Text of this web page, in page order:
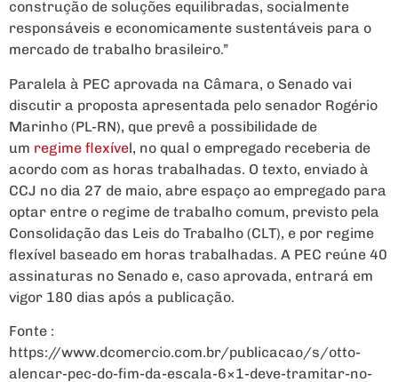
construção de soluções equilibradas, socialmente
responsáveis e economicamente sustentáveis para o
mercado de trabalho brasileiro.”
Paralela à PEC aprovada na Câmara, o Senado vai
discutir a proposta apresentada pelo senador Rogério
Marinho (PL-RN), que prevê a possibilidade de
um regime flexível, no qual o empregado receberia de
acordo com as horas trabalhadas. O texto, enviado à
CCJ no dia 27 de maio, abre espaço ao empregado para
optar entre o regime de trabalho comum, previsto pela
Consolidação das Leis do Trabalho (CLT), e por regime
flexível baseado em horas trabalhadas. A PEC reúne 40
assinaturas no Senado e, caso aprovada, entrará em
vigor 180 dias após a publicação.
Fonte :
https://www.dcomercio.com.br/publicacao/s/otto-
alencar-pec-do-fim-da-escala-6×1-deve-tramitar-no-